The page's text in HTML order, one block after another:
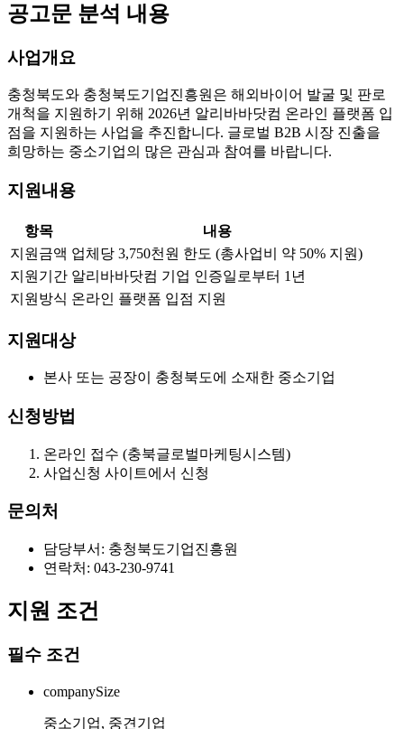
공고문 분석 내용
사업개요
충청북도와 충청북도기업진흥원은 해외바이어 발굴 및 판로
개척을 지원하기 위해 2026년 알리바바닷컴 온라인 플랫폼 입
점을 지원하는 사업을 추진합니다. 글로벌 B2B 시장 진출을
희망하는 중소기업의 많은 관심과 참여를 바랍니다.
지원내용
항목
내용
지원금액 업체당 3,750천원 한도 (총사업비 약 50% 지원)
지원기간 알리바바닷컴 기업 인증일로부터 1년
지원방식 온라인 플랫폼 입점 지원
지원대상
본사 또는 공장이 충청북도에 소재한 중소기업
신청방법
온라인 접수 (충북글로벌마케팅시스템)
사업신청 사이트에서 신청
문의처
담당부서: 충청북도기업진흥원
연락처: 043-230-9741
지원 조건
필수 조건
companySize
중소기업, 중견기업